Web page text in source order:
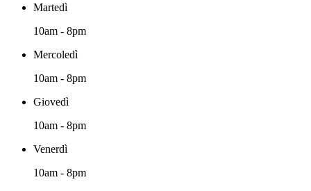
Martedì
10am - 8pm
Mercoledì
10am - 8pm
Giovedì
10am - 8pm
Venerdì
10am - 8pm